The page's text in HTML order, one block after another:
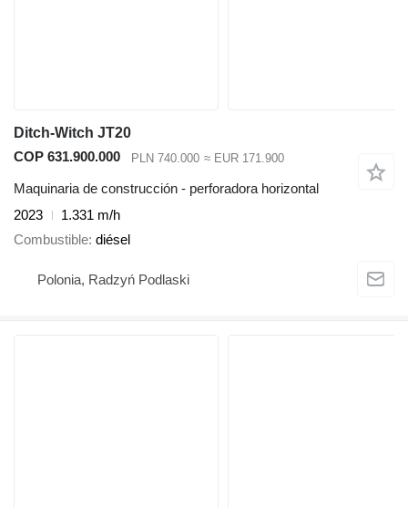
Ditch-Witch JT20
COP 631.900.000
PLN 740.000 ≈ EUR 171.900
Maquinaria de construcción - perforadora horizontal
2023
1.331 m/h
Combustible diésel
Polonia, Radzyń Podlaski